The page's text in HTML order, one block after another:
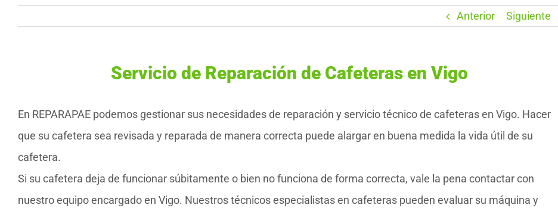
Anterior Siguiente
Servicio de Reparación de Cafeteras en Vigo
En REPARAPAE podemos gestionar sus necesidades de reparación y servicio técnico de cafeteras en Vigo. Hacer
que su cafetera sea revisada y reparada de manera correcta puede alargar en buena medida la vida útil de su
cafetera.
Si su cafetera deja de funcionar súbitamente o bien no funciona de forma correcta, vale la pena contactar con
nuestro equipo encargado en Vigo. Nuestros técnicos especialistas en cafeteras pueden evaluar su máquina y